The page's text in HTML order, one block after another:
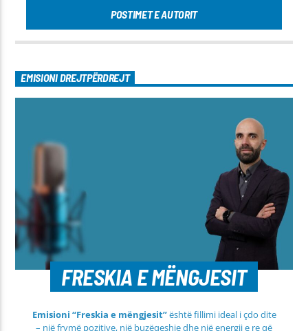
POSTIMET E AUTORIT
EMISIONI DREJTPËRDREJT
FRESKIA E MËNGJESIT
Emisioni “Freskia e mëngjesit”është fillimi ideal i çdo dite
– një frymë pozitive, një buzëqeshje dhe një energji e re që